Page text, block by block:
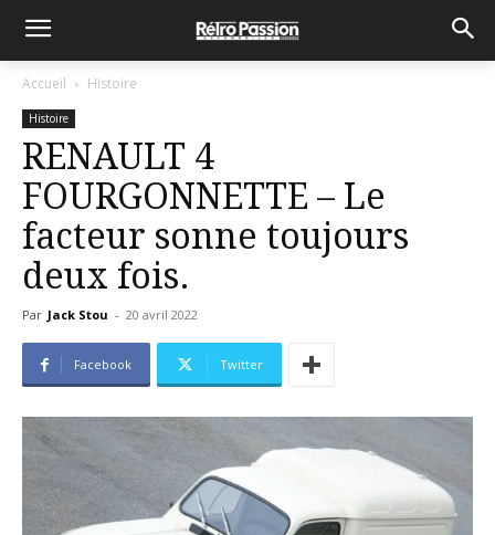
Accueil Histoire
Histoire
RENAULT 4
FOURGONNETTE – Le
facteur sonne toujours
deux fois.
Par Jack Stou - 20 avril 2022
Facebook Twitter